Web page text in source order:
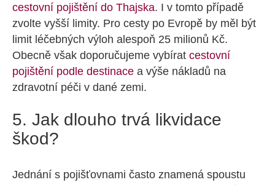
cestovní pojištění do Thajska. I v tomto případě
zvolte vyšší limity. Pro cesty po Evropě by měl být
limit léčebných výloh alespoň 25 milionů Kč.
Obecně však doporučujeme vybírat cestovní
pojištění podle destinace a výše nákladů na
zdravotní péči v dané zemi.
5. Jak dlouho trvá likvidace
škod?
Jednání s pojišťovnami často znamená spoustu